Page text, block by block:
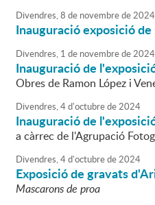
Divendres,8 de novembrede2024
Inauguració exposició
Divendres, 1 de novembrede2024
Inauguració de
Obres de Ramon López i
Divendres,4d'octubrede2024
Inauguració de
a càrrec de l'Agrupació
Divendres,4d'octubrede2024
Exposició de gravats
Mascarons de proa